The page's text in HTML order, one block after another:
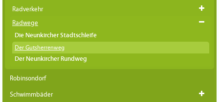
Radverkehr
Radwege
Die Neunkircher Stadtschleife
Der Gutsherrenweg
Der Neunkircher Rundweg
Robinsondorf
Schwimmbäder